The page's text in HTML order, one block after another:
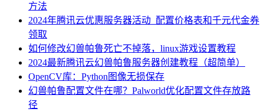
方法
2024年腾讯云优惠服务器活动_配置价格表和千元代金券
领取
如何修改幻兽帕鲁死亡不掉落，linux游戏设置教程
2024最新腾讯云幻兽帕鲁服务器创建教程（超简单）
OpenCV库：Python图像无损保存
幻兽帕鲁配置文件在哪？Palworld优化配置文件存放路
径